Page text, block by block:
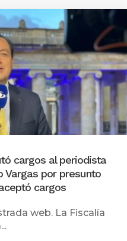
cargos al periodista
Vargas por presunto
cargos
web. La Fiscalía